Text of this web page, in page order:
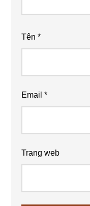
Tên*
Email*
Trang web